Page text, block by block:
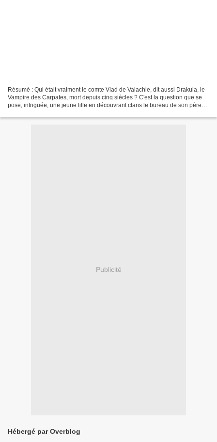
Résumé : Qui était vraiment le comte Vlad de Valachie, dit aussi Drakula, le
Vampire des Carpates, mort depuis cinq siècles ? C'est la question que se
pose, intriguée, une jeune fille en découvrant clans le bureau de son père
Publicité
Hébergé par Overblog